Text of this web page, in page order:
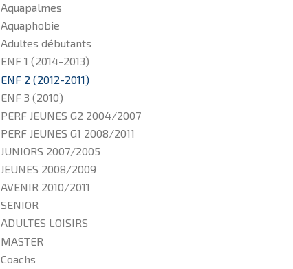
Aquapalmes
Aquaphobie
Adultes débutants
ENF 1 (2014-2013)
ENF 2 (2012-2011)
ENF 3 (2010)
PERF JEUNES G2 2004/2007
PERF JEUNES G1 2008/2011
JUNIORS 2007/2005
JEUNES 2008/2009
AVENIR 2010/2011
SENIOR
ADULTES LOISIRS
MASTER
Coachs